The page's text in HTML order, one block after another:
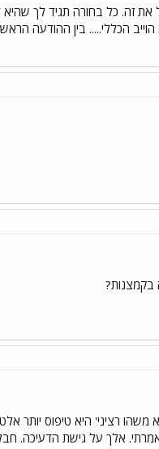
את זה. כל בחורה תגיד לך
הכללי..... בין ההודעה
רציני' היא טיפוס יותר
שאמרתי. אלך על גישת